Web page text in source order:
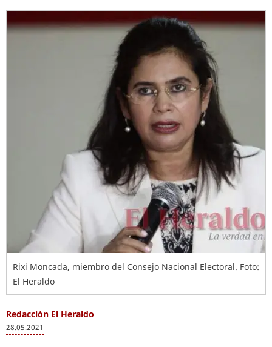
Rixi Moncada, miembro del Consejo Nacional Electoral. Foto:
El Heraldo
Redacción El Heraldo
28.05.2021